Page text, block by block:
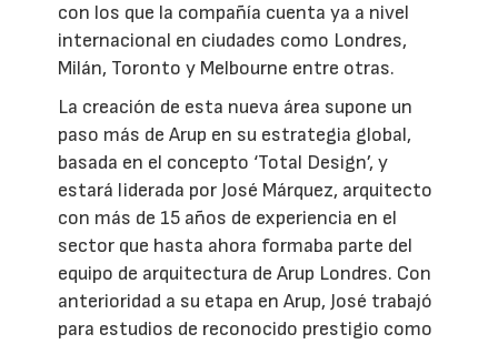
con los que la compañía cuenta ya a nivel
internacional en ciudades como Londres,
Milán, Toronto y Melbourne entre otras.
La creación de esta nueva área supone un
paso más de Arup en su estrategia global,
basada en el concepto ‘Total Design’, y
estará liderada por José Márquez, arquitecto
con más de 15 años de experiencia en el
sector que hasta ahora formaba parte del
equipo de arquitectura de Arup Londres. Con
anterioridad a su etapa en Arup, José trabajó
para estudios de reconocido prestigio como